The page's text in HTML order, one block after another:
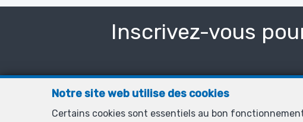
Inscrivez-vous
Notre site web utilise des cookies
Certains cookies sont essentiels au bon